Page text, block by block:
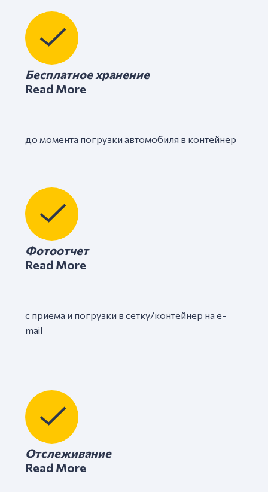
Бесплатное хранение​
Read More
до момента погрузки автомобиля в контейнер ​
Фотоотчет​
Read More
с приема и погрузки в сетку/контейнер на e-
mail
Отслеживание
Read More